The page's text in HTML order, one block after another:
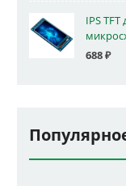
IPS
688₽